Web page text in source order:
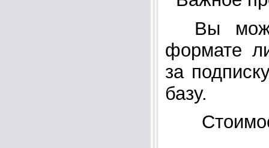
Вы
формате
за
базу.